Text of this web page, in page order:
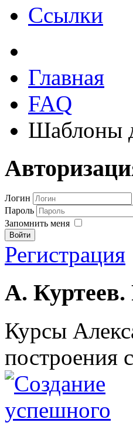
Ссылки
Главная
FAQ
Шаблоны
Логин
Пароль
Запомнить меня
Войти
Регистрация
А.
Курсы
построения